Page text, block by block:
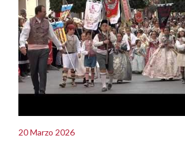
20 Marzo 2026